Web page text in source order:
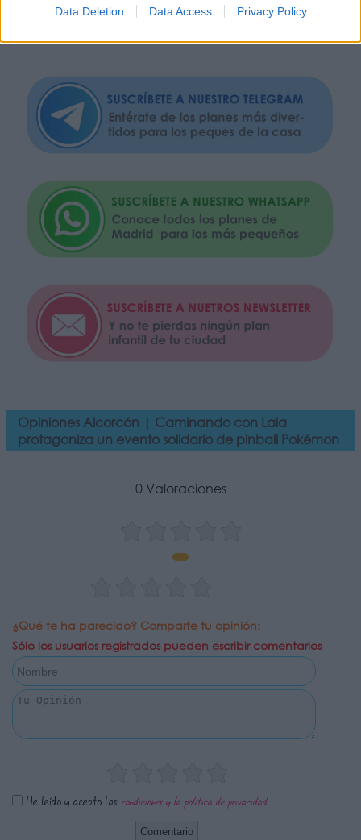
Data Deletion Data Access Privacy Policy
COMPARTIR:
Opiniones Alcorcón | Caminando con Laia
protagoniza un evento solidario de pinball Pokémon
¿Qué te ha parecido? Comparte tu opinión:
Sólo los usuarios registrados pueden escribir comentarios
He leído y acepto las condiciones y la política de privacidad
0 Valoraciones